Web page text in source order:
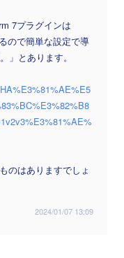
7プラグインは
ので簡単な設定で導
」とあります。
のはありますでしょ
2024/01/07 13:09